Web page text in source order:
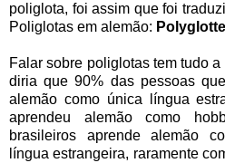
poliglota, foi assim que foi
Poliglotas em alemão:
Falar sobre poliglotas tem tudo
diria que 90% das pessoas
alemão como única língua
aprendeu alemão como
brasileiros aprende alemão
língua estrangeira, raramente